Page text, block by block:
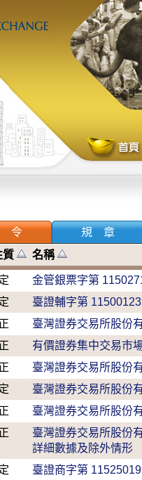
令
規 章
質 名稱
金管銀票字第
臺證輔字第
臺灣證券交易所股份
有價證券集中交易市
臺灣證券交易所股份
臺灣證券交易所股份
臺灣證券交易所股份
臺灣證券交易所股份
詳細數據及除外情形
臺證商字第